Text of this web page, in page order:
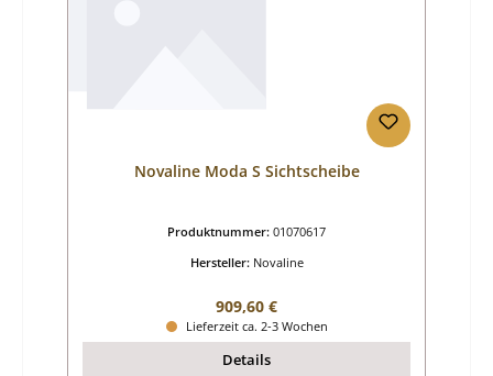
Novaline Moda S Sichtscheibe
Produktnummer: 01070617
Hersteller: Novaline
Regulärer Preis:
909,60 €
Lieferzeit ca. 2-3 Wochen
Details